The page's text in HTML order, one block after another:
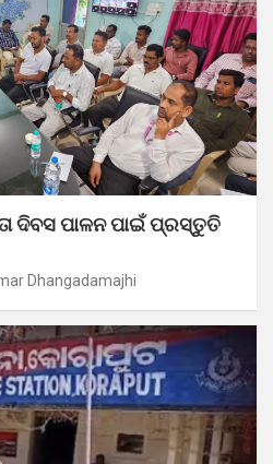
ଦିବସ ପାଳନ ପାଇଁ ପ୍ରସ୍ତୁତି
Dhangadamajhi